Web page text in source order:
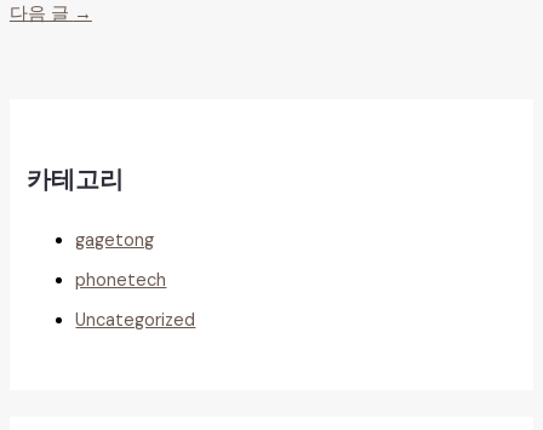
다음 글 →
카테고리
gagetong
phonetech
Uncategorized